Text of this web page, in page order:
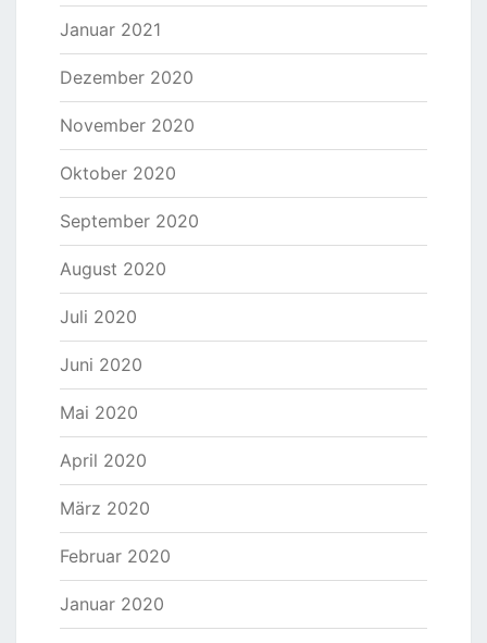
Januar 2021
Dezember 2020
November 2020
Oktober 2020
September 2020
August 2020
Juli 2020
Juni 2020
Mai 2020
April 2020
März 2020
Februar 2020
Januar 2020